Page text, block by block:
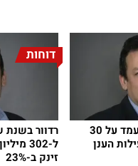
רדוור: הרווח למניה עמד על 30
הענן
דוחות
רדוור
זינק ב-23%